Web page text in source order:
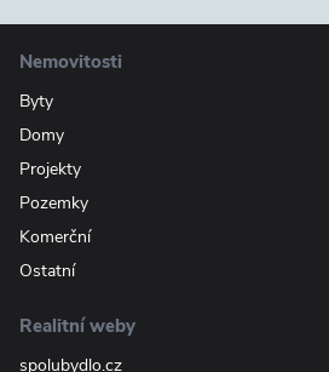
Nemovitosti
Byty
Domy
Projekty
Pozemky
Komerční
Ostatní
Realitní weby
spolubydlo.cz